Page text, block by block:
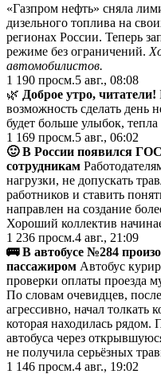
«Газпром нефть» сняла
дизельного топлива на
регионах России. Теперь
режиме без ограничений.
автомобилистов.
1 190 просм.5 авг., 08:08
🌿 Доброе утро, читатели!
возможность сделать день
будет больше улыбок,
1 169 просм.5 авг., 06:02
🙂 В России появился
сотрудникам
нагрузки, не допускать
работников и ставить
направлен на создание
Хороший коллектив
1 236 просм.4 авг., 21:09
🚌 В автобусе №284
пассажиром Автобус
проверки оплаты проезда
По словам очевидцев,
агрессивно, начал толкать
которая находилась рядом.
автобуса через
не получила серьёзных
1 146 просм.4 авг., 19:02